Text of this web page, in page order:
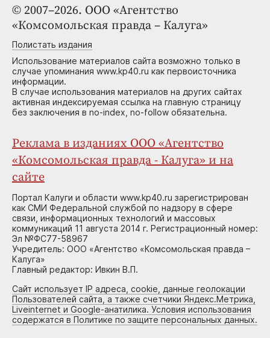
© 2007–2026. ООО «Агентство
«Комсомольская правда – Калуга»
Полистать издания
Использование материалов сайта возможно только в
случае упоминания www.kp40.ru как первоисточника
информации.
В случае использования материалов на других сайтах
активная индексируемая ссылка на главную страницу
без заключения в no-index, no-follow обязательна.
Реклама в изданиях ООО «Агентство
«Комсомольская правда - Калуга» и на
сайте
Портал Калуги и области www.kp40.ru зарегистрирован
как СМИ Федеральной службой по надзору в сфере
связи, информационных технологий и массовых
коммуникаций 11 августа 2014 г. Регистрационный номер:
Эл №ФС77-58967
Учредитель: ООО «Агентство «Комсомольская правда –
Калуга»
Главный редактор: Ивкин В.П.
Сайт использует IP адреса, cookie, данные геолокации
Пользователей сайта, а также счетчики Яндекс.Метрика,
Liveinternet и Google-анатилика. Условия использования
содержатся в Политике по защите персональных данных.